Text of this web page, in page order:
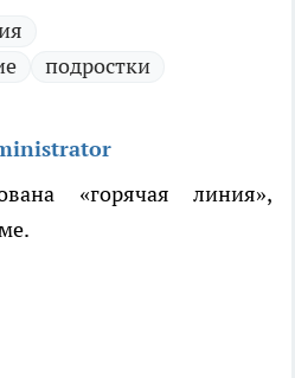
подростки
«горячая линия»,